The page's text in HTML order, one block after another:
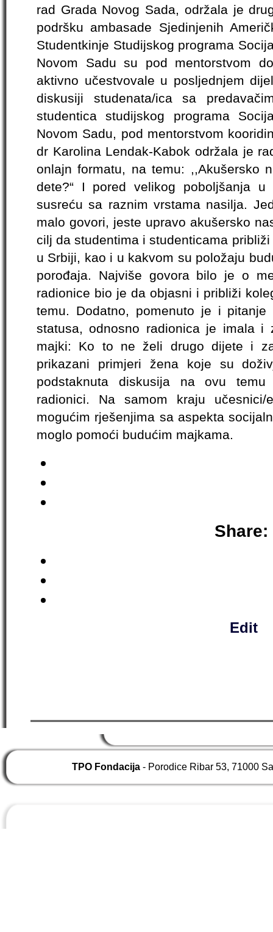
rad Grada Novog Sada, održala je
podršku ambasade Sjedinjenih
Studentkinje Studijskog programa
Novom Sadu su pod mentorstvom
aktivno učestvovale u posljednjem
diskusiji studenata/ica sa
studentica studijskog programa
Novom Sadu, pod mentorstvom
dr Karolina Lendak-Kabok održala je
onlajn formatu, na temu: ,,Akušersko
dete?“ I pored velikog poboljšanja
susreću sa raznim vrstama nasilja.
malo govori, jeste upravo akušersko
cilj da studentima i studenticama
u Srbiji, kao i u kakvom su položaju
porođaja. Najviše govora bilo je o
radionice bio je da objasni i približi
temu. Dodatno, pomenuto je i pitanje
statusa, odnosno radionica je imala
majki: Ko to ne želi drugo dijete i
prikazani primjeri žena koje su
podstaknuta diskusija na ovu
radionici. Na samom kraju
mogućim rješenjima sa aspekta
moglo pomoći budućim majkama.
Share:
Edit
TPO Fondacija - Porodice Ribar 53, 71000